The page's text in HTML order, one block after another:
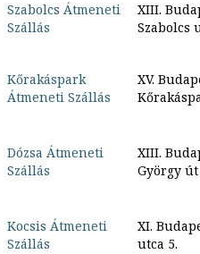
Első
lépés
5.3.3.
Nyitás
TÁMOP
MMIA
Program
Szabolcs Átmeneti
Szállás
XIII.
Szabolcs
Kőrakáspark
Átmeneti Szállás
XV.
Dózsa Átmeneti
Szállás
XIII.
György út
Kocsis Átmeneti
Szállás
XI.
utca 5.